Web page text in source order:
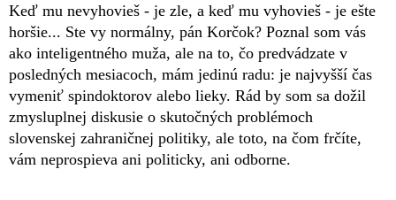
Keď mu nevyhovieš - je zle, a keď mu vyhovieš - je ešte
horšie... Ste vy normálny, pán Korčok? Poznal som vás
ako inteligentného muža, ale na to, čo predvádzate v
posledných mesiacoch, mám jedinú radu: je najvyšší čas
vymeniť spindoktorov alebo lieky. Rád by som sa dožil
zmysluplnej diskusie o skutočných problémoch
slovenskej zahraničnej politiky, ale toto, na čom frčíte,
vám neprospieva ani politicky, ani odborne.